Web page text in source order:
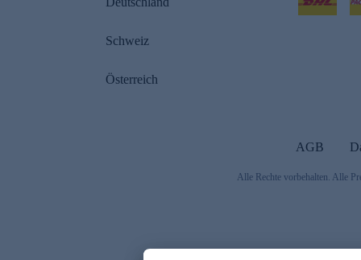
Schweiz
Österreich
AGB
Alle Rechte vorbehalten. Alle